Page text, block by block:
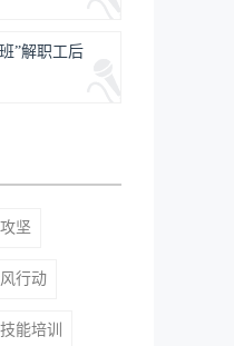
”解职工后
坚
行动
技能培训